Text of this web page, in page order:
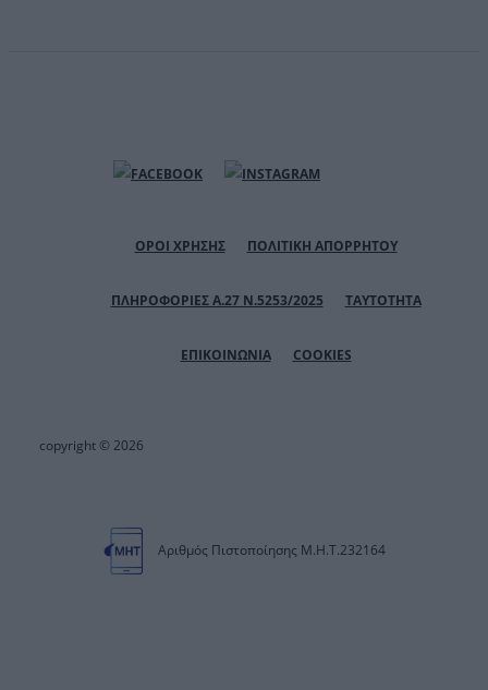
ΟΡΟΙ ΧΡΗΣΗΣ ΠΟΛΙΤΙΚΗ ΑΠΟΡΡΗΤΟΥ
ΠΛΗΡΟΦΟΡΙΕΣ Α.27 Ν.5253/2025 ΤΑΥΤΟΤΗΤΑ
ΕΠΙΚΟΙΝΩΝΙΑ COOKIES
copyright © 2026
Αριθμός Πιστοποίησης Μ.Η.Τ.232164